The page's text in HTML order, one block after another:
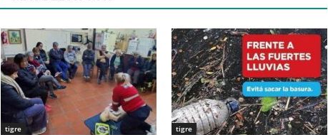
tigre tigre